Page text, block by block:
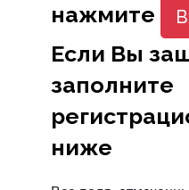
нажмите
Если Вы
заполните
ниже